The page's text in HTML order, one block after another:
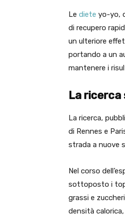
Le diete yo-yo,
di recupero
un ulteriore
portando a un
mantenere i
La ricerca
La ricerca,
di Rennes e
strada a nuove
Nel corso
sottoposto i
grassi e
densità